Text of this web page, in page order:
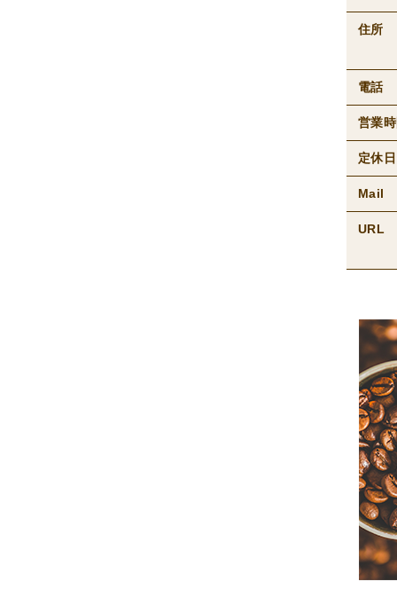
住所
電話
営業
定休日
Mail
URL